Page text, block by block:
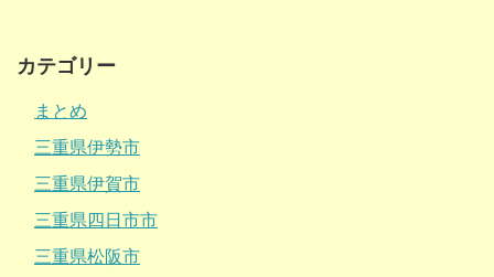
カテゴリー
まとめ
三重県伊勢市
三重県伊賀市
三重県四日市市
三重県松阪市